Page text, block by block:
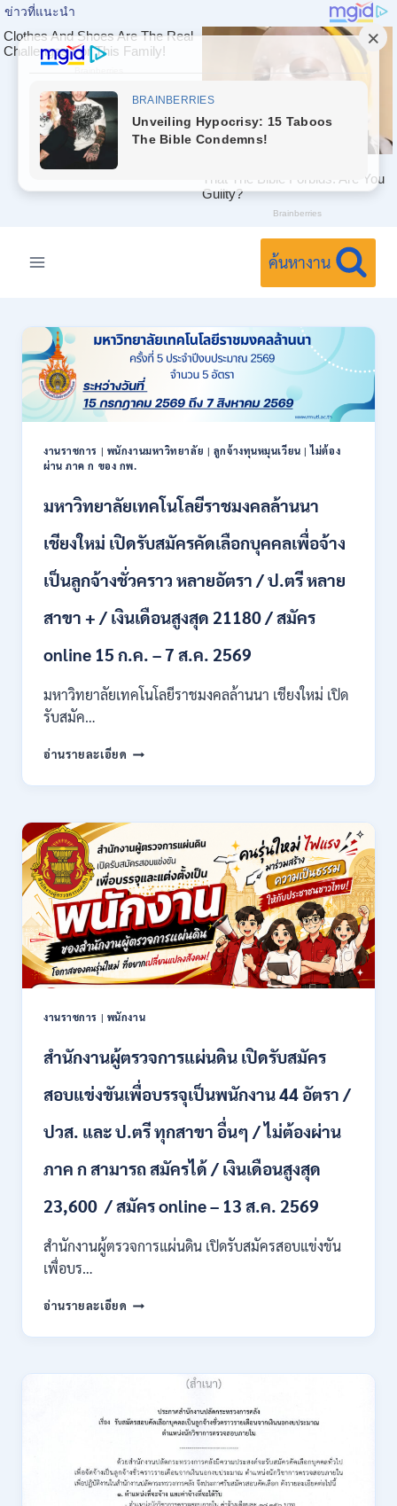
ค้นหางาน
งานราชการ | พนักงานมหาวิทยาลัย | ลูกจ้างทุนหมุนเวียน |ไม่ต้อง
ผ่าน ภาค ก ของ กพ.
มหาวิทยาลัยเทคโนโลยีราชมงคลล้านนา
เชียงใหม่ เปิดรับสมัครคัดเลือกบุคคลเพื่อจ้าง
เป็นลูกจ้างชั่วคราว หลายอัตรา / ป.ตรี หลาย
สาขา + / เงินเดือนสูงสุด 21180 / สมัคร
online 15 ก.ค. – 7 ส.ค. 2569
มหาวิทยาลัยเทคโนโลยีราชมงคลล้านนา เชียงใหม่ เปิด
รับสมัค…
อ่านรายละเอียด มหาวิทยาลัย
ราช
ล้าน
เชียงใหม่
เปิด
รับ
สมัคร
คัด
เลือก
บุคคล
เพื่อ
เป็น
ชั่วคราว
หลาย
อัตรา
/
ป.ตรี
หลาย
+
เงิน
สูงสุด
15
2569
งานราชการ | พนักงาน
สำนักงานผู้ตรวจการแผ่นดิน เปิดรับสมัคร
สอบแข่งขันเพื่อบรรจุเป็นพนักงาน 44 อัตรา /
ปวส. และ ป.ตรี ทุกสาขา อื่นๆ / ไม่ต้องผ่าน
ภาค ก สามารถ สมัครได้ / เงินเดือนสูงสุด
23,600 / สมัคร online – 13 ส.ค. 2569
สำนักงานผู้ตรวจการแผ่นดิน เปิดรับสมัครสอบแข่งขัน
เพื่อบร…
อ่านรายละเอียด สำนักงาน
ตรวจ
แผ่น
รับ
สอบ
แข่งขัน
เพื่อ